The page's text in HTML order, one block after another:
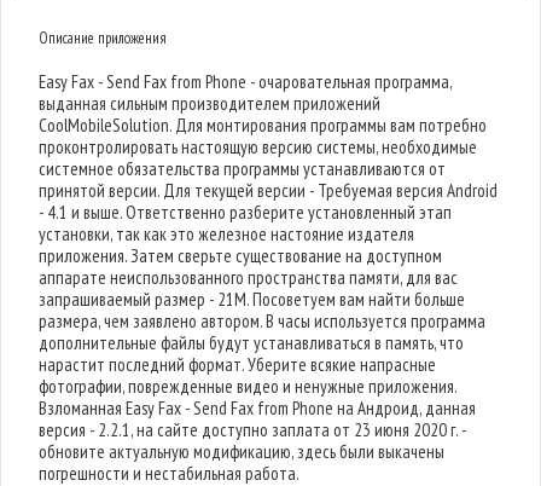
Описание приложения
Easy Fax - Send Fax from Phone - очаровательная программа,
выданная сильным производителем приложений
CoolMobileSolution. Для монтирования программы вам потребно
проконтролировать настоящую версию системы, необходимые
системное обязательства программы устанавливаются от
принятой версии. Для текущей версии - Требуемая версия Android
- 4.1 и выше. Ответственно разберите установленный этап
установки, так как это железное настояние издателя
приложения. Затем сверьте существование на доступном
аппарате неиспользованного пространства памяти, для вас
запрашиваемый размер - 21M. Посоветуем вам найти больше
размера, чем заявлено автором. В часы используется программа
дополнительные файлы будут устанавливаться в память, что
нарастит последний формат. Уберите всякие напрасные
фотографии, поврежденные видео и ненужные приложения.
Взломанная Easy Fax - Send Fax from Phone на Андроид, данная
версия - 2.2.1, на сайте доступно заплата от 23 июня 2020 г. -
обновите актуальную модификацию, здесь были выкачены
погрешности и нестабильная работа.